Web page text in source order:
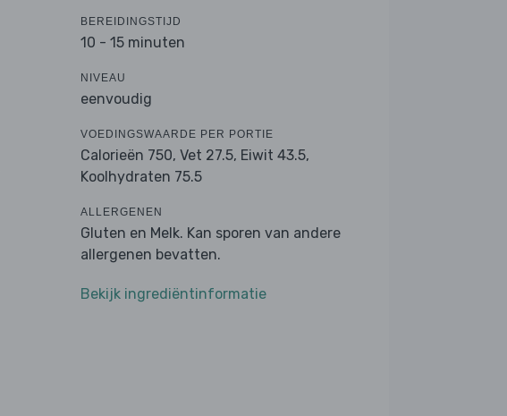
BEREIDINGSTIJD
10 - 15 minuten
NIVEAU
eenvoudig
VOEDINGSWAARDE PER PORTIE
Calorieën 750, Vet 27.5, Eiwit 43.5,
Koolhydraten 75.5
ALLERGENEN
Gluten en Melk. Kan sporen van andere
allergenen bevatten.
Bekijk ingrediëntinformatie